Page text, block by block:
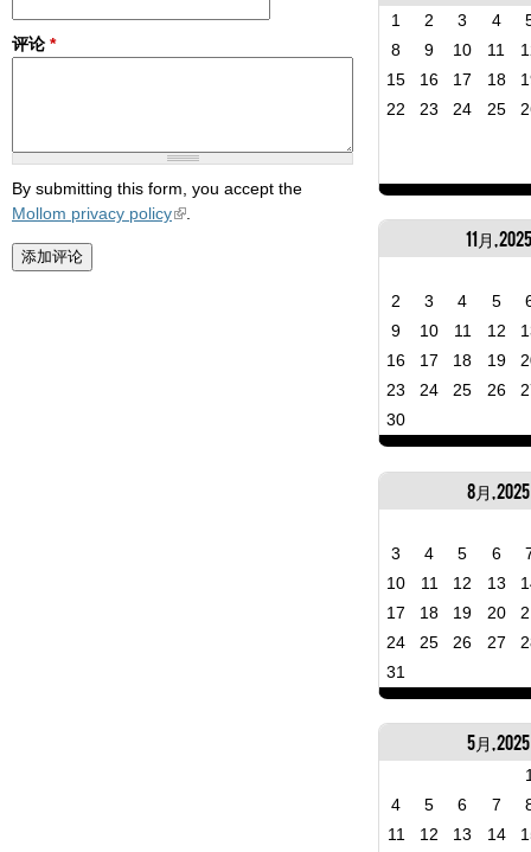
1 2 3 4
8
9 10 11
15
16 17 18
22
23 24 25
11月, 2025
2 3 4 5
9
10 11 12
16
17 18 19
23
24 25 26
30
8月, 2025
3 4 5 6
10
11 12 13
17
18 19 20
24
25 26 27
31
5月, 2025
4
5 6 7
11
12 13 14
评论 *
By submitting this form, you accept the
Mollom privacy policy